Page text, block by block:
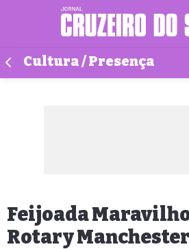
Cultura / Presença
Feijoada
Rotary Manchester